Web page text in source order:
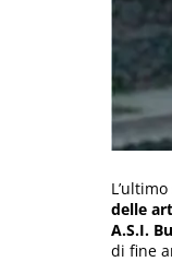
delle
A.S.I.
di fine